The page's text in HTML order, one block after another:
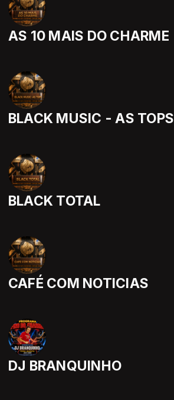
AS 10 MAIS DO CHARME
BLACK MUSIC - AS TOPS
BLACK TOTAL
CAFÉ COM NOTICIAS
DJ BRANQUINHO